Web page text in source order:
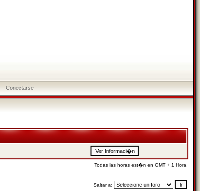
Conectarse
Todas las horas est�n en GMT + 1 Hora
Saltar a: